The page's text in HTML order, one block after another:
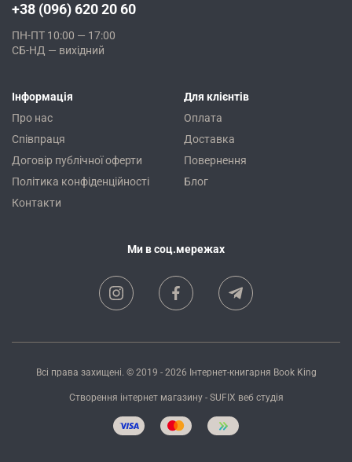
+38 (096) 620 20 60
ПН-ПТ 10:00 — 17:00
СБ-НД — вихідний
Інформація
Про нас
Співпраця
Договір публічної оферти
Політика конфіденційності
Контакти
Для клієнтів
Оплата
Доставка
Повернення
Блог
Ми в соц.мережах
Всі права захищені. © 2019 - 2026 Інтернет-книгарня Book King
Створення інтернет магазину- SUFIX веб студія